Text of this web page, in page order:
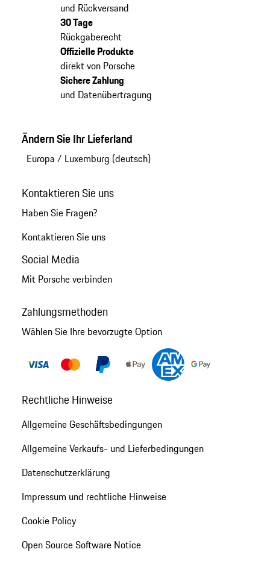
und Rückversand
30 Tage
Rückgaberecht
Offizielle Produkte
direkt von Porsche
Sichere Zahlung
und Datenübertragung
Ändern Sie Ihr Lieferland
Europa / Luxemburg (deutsch)
Kontaktieren Sie uns
Haben Sie Fragen?
Kontaktieren Sie uns
Social Media
Mit Porsche verbinden
Zahlungsmethoden
Wählen Sie Ihre bevorzugte Option
Rechtliche Hinweise
Allgemeine Geschäftsbedingungen
Allgemeine Verkaufs- und Lieferbedingungen
Datenschutzerklärung
Impressum und rechtliche Hinweise
Cookie Policy
Open Source Software Notice